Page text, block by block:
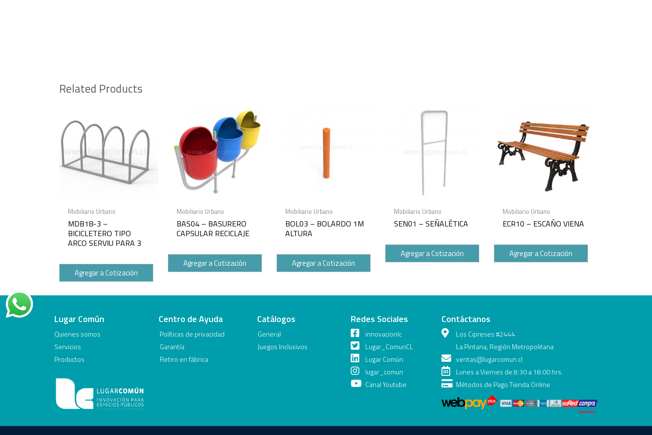
Related Products
Mobiliario Urbano
MDB18-3 –
BICICLETERO TIPO
ARCO SERVIU PARA 3
Agregar a Cotización
Mobiliario Urbano
BAS04 – BASURERO
CAPSULAR RECICLAJE
Agregar a Cotización
Mobiliario Urbano
BOL03 – BOLARDO 1M
ALTURA
Agregar a Cotización
Mobiliario Urbano
SEN01 – SEÑALÉTICA
Agregar a Cotización
Mobiliario Urbano
ECR10 – ESCAÑO VIENA
Agregar a Cotización
Lugar Común
Quienes somos
Servicios
Productos
Centro de Ayuda
Políticas de privacidad
Garantía
Retiro en fábrica
Catálogos
General
Juegos Inclusivos
Redes Sociales
innovacionlc
Lugar_ComunCL
Lugar Común
lugar_comun
Canal Youtube
Contáctanos
Los Cipreses #2444
La Pintana, Región Metropolitana
ventas@lugarcomun.cl
Lunes a Viernes de 8:30 a 18:00 hrs.
Métodos de Pago Tienda Online